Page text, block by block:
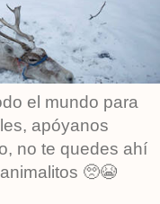
el mundo para
apóyanos
no te quedes ahí
🥺😭